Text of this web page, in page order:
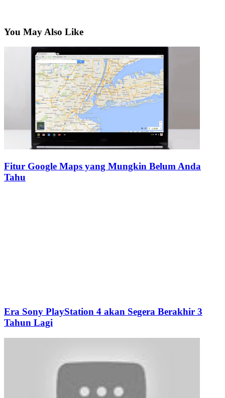
You May Also Like
Fitur Google Maps yang Mungkin Belum Anda
Tahu
Era Sony PlayStation 4 akan Segera Berakhir 3
Tahun Lagi